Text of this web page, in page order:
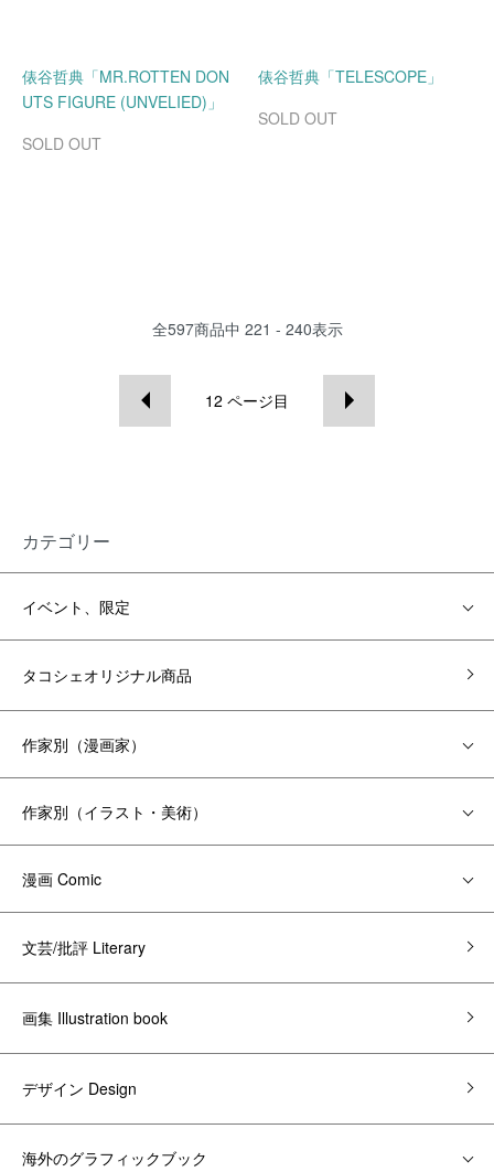
俵谷哲典「MR.ROTTEN DON
UTS FIGURE (UNVELIED)」
SOLD OUT
俵谷哲典「TELESCOPE」
SOLD OUT
全597商品中 221 - 240表示
12 ページ目
カテゴリー
イベント、限定
タコシェオリジナル商品
作家別（漫画家）
作家別（イラスト・美術）
漫画 Comic
文芸/批評 Literary
画集 Illustration book
デザイン Design
海外のグラフィックブック